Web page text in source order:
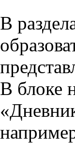
В
В блоке